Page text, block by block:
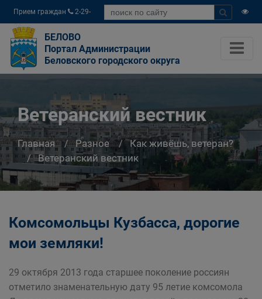
Прием граждан
2-29-
04
БЕЛОВО
Портал Администрации
Беловского городского округа
Ветеранский вестник
Главная Разное
Как живёшь, ветеран?
Ветеранский вестник
Комсомольцы Кузбасса, дорогие
мои земляки!
29 октября 2013 года старшее поколение россиян
отметило знаменательную дату 95 летие комсомола